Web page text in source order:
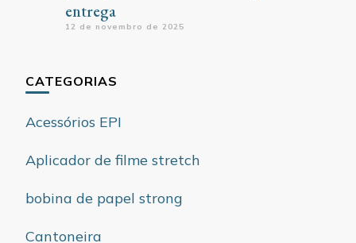
entrega
12 de novembro de 2025
CATEGORIAS
Acessórios EPI
Aplicador de filme stretch
bobina de papel strong
Cantoneira